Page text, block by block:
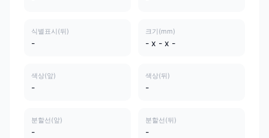
식별표시(뒤)
-
크기(mm)
- x - x -
색상(앞)
-
색상(뒤)
-
분할선(앞)
-
분할선(뒤)
-